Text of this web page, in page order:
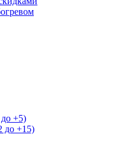
+5)
до +15)